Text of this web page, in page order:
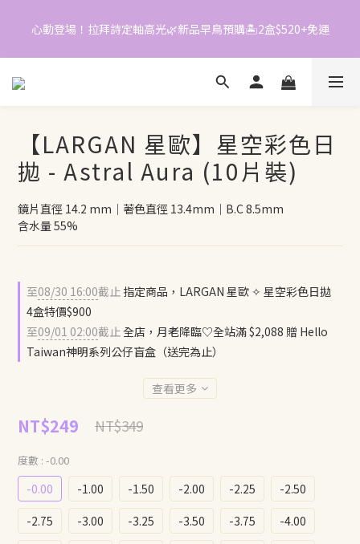
📱加入官方LINE｜領$50折價券
0
3
1
0
心動登場！拉拜詩定軸高光🌿新品早鳥預購🏝️2盒$520+免運
📱加入官方LINE｜領$50折價券
【LARGAN 星歐】星空彩色日
拋 - Astral Aura (10片裝)
鏡片直徑 14.2 mm｜著色直徑 13.4mm｜B.C 8.5mm
含水量 55%
至08/30 16:00截止 指定商品，LARGAN 星歐 ✧ 星空彩色日拋
4盒特價$900
至09/01 02:00截止全店，月老降臨♡全站滿 $2,088 贈 Hello
Taiwan神明系列公仔盲盒（送完為止）
查看更多
NT$249 NT$349
度數 : -0.00
-0.00 -1.00 -1.50 -2.00 -2.25
-2.50
-2.75
-3.00 -3.25 -3.50 -3.75
-4.00